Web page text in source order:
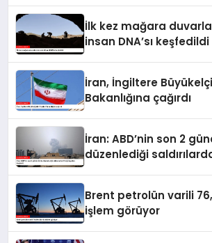
İlk kez mağara
insan DNA’sı keşfedildi
İran, İngiltere
Bakanlığına çağırdı
İran: ABD’nin son 2
düzenlediği
Brent petrolün varili
işlem görüyor